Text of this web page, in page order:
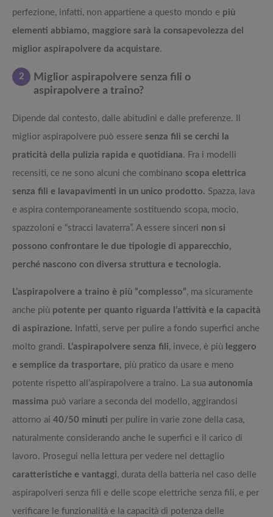
perfezione, infatti, non appartiene a questo mondo e più
elementi abbiamo, maggiore sarà la consapevolezza del
miglior aspirapolvere da acquistare.
2
Miglior aspirapolvere senza fili o
aspirapolvere a traino?
Dipende dal contesto, dalle abitudini e dalle preferenze. Il
miglior aspirapolvere può essere senza fili se cerchi la
praticità della pulizia rapida e quotidiana. Fra i modelli
recensiti, ce ne sono alcuni che combinano scopa elettrica
senza fili e lavapavimenti in un unico prodotto. Spazza, lava
e aspira contemporaneamente sostituendo scopa, mocio,
spazzoloni e “stracci lavaterra”. A essere sinceri non si
possono confrontare le due tipologie di apparecchio,
perché nascono con diversa struttura e tecnologia.
L’aspirapolvere a traino è più “complesso”, ma sicuramente
anche più potente per quanto riguarda l’attività e la capacità
di aspirazione. Infatti, serve per pulire a fondo superfici anche
molto grandi. L’aspirapolvere senza fili, invece, è più leggero
e semplice da trasportare, più pratico da usare e meno
potente rispetto all’aspirapolvere a traino. La sua autonomia
massima può variare a seconda del modello, aggirandosi
attorno ai 40/50 minuti per pulire in varie zone della casa,
naturalmente considerando anche le superfici e il carico di
lavoro. Prosegui nella lettura per vedere nel dettaglio
caratteristiche e vantaggi, durata della batteria nel caso delle
aspirapolveri senza fili e delle scope elettriche senza fili, e per
verificare le funzionalità e la capacità di potenza delle